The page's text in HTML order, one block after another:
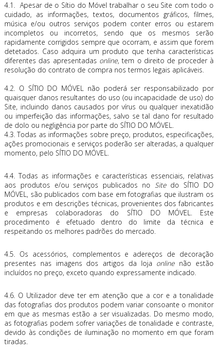
4.1. Apesar de o Sítio do Móvel trabalhar o seu Site com todo o
cuidado, as informações, textos, documentos gráficos, filmes,
música e/ou outros serviços podem conter erros ou estarem
incompletos ou incorretos, sendo que os mesmos serão
rapidamente corrigidos sempre que ocorram, e assim que forem
detetados. Caso adquira um produto que tenha características
diferentes das apresentadas online, tem o direito de proceder à
resolução do contrato de compra nos termos legais aplicáveis.
4.2. O SÍTIO DO MÓVEL não poderá ser responsabilizado por
quaisquer danos resultantes do uso (ou incapacidade de uso) do
Site, incluindo danos causados por vírus ou qualquer inexatidão
ou imperfeição das informações, salvo se tal dano for resultado
de dolo ou negligência por parte do SÍTIO DO MÓVEL.
4.3. Todas as informações sobre preço, produtos, especificações,
ações promocionais e serviços poderão ser alteradas, a qualquer
momento, pelo SÍTIO DO MÓVEL.
4.4. Todas as informações e características essenciais, relativas
aos produtos e/ou serviços publicados no Sitedo SÍTIO DO
MÓVEL, são publicados com base em fotografias que ilustram os
produtos e em descrições técnicas, provenientes dos fabricantes
e empresas colaboradoras do SÍTIO DO MÓVEL. Este
procedimento é efetuado dentro do limite da técnica e
respeitando os melhores padrões do mercado.
4.5. Os acessórios, complementos e adereços de decoração
presentes nas imagens dos artigos da loja online não estão
incluídos no preço, exceto quando expressamente indicado.
4.6. O Utilizador deve ter em atenção que a cor e a tonalidade
das fotografias dos produtos podem variar consoante o monitor
em que as mesmas estão a ser visualizadas. Do mesmo modo,
as fotografias podem sofrer variações de tonalidade e contraste,
devido às condições de iluminação no momento em que foram
tiradas.